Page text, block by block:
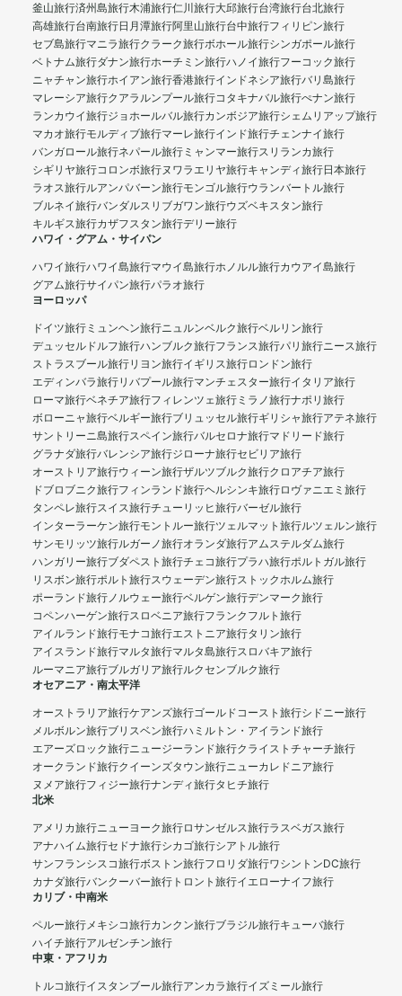
釜山旅行済州島旅行木浦旅行仁川旅行大邱旅行台湾旅行台北旅行
高雄旅行台南旅行日月潭旅行阿里山旅行台中旅行フィリピン旅行
セブ島旅行マニラ旅行クラーク旅行ボホール旅行シンガポール旅行
ベトナム旅行ダナン旅行ホーチミン旅行ハノイ旅行フーコック旅行
ニャチャン旅行ホイアン旅行香港旅行インドネシア旅行バリ島旅行
マレーシア旅行クアラルンプール旅行コタキナバル旅行ぺナン旅行
ランカウイ旅行ジョホールバル旅行カンボジア旅行シェムリアップ旅行
マカオ旅行モルディブ旅行マーレ旅行インド旅行チェンナイ旅行
バンガロール旅行ネパール旅行 ミャンマー旅行スリランカ旅行
シギリヤ旅行コロンボ旅行ヌワラエリヤ旅行キャンディ旅行日本旅行
ラオス旅行ルアンパバーン旅行モンゴル旅行ウランバートル旅行
ブルネイ旅行バンダルスリブガワン旅行ウズベキスタン旅行
キルギス旅行カザフスタン旅行デリー旅行
ハワイ・グアム・サイパン
ハワイ旅行ハワイ島旅行マウイ島旅行ホノルル旅行カウアイ島旅行
グアム旅行サイパン旅行パラオ旅行
ヨーロッパ
ドイツ旅行 ミュンヘン旅行ニュルンベルク旅行ベルリン旅行
デュッセルドルフ旅行ハンブルク旅行フランス旅行パリ旅行ニース旅行
ストラスブール旅行リヨン旅行イギリス旅行ロンドン旅行
エディンバラ旅行リバプール旅行マンチェスター旅行イタリア旅行
ローマ旅行ベネチア旅行フィレンツェ旅行 ミラノ旅行ナポリ旅行
ボローニャ旅行ベルギー旅行ブリュッセル旅行ギリシャ旅行アテネ旅行
サントリーニ島旅行スペイン旅行バルセロナ旅行マドリード旅行
グラナダ旅行バレンシア旅行ジローナ旅行セビリア旅行
オーストリア旅行ウィーン旅行ザルツブルク旅行クロアチア旅行
ドブロブニク旅行フィンランド旅行ヘルシンキ旅行ロヴァニエミ旅行
タンペレ旅行スイス旅行チューリッヒ旅行バーゼル旅行
インターラーケン旅行モントルー旅行ツェルマット旅行ルツェルン旅行
サンモリッツ旅行ルガーノ旅行オランダ旅行アムステルダム旅行
ハンガリー旅行ブダペスト旅行チェコ旅行プラハ旅行ポルトガル旅行
リスボン旅行ポルト旅行スウェーデン旅行ストックホルム旅行
ポーランド旅行ノルウェー旅行ベルゲン旅行デンマーク旅行
コペンハーゲン旅行スロベニア旅行フランクフルト旅行
アイルランド旅行モナコ旅行エストニア旅行タリン旅行
アイスランド旅行マルタ旅行マルタ島旅行スロバキア旅行
ルーマニア旅行ブルガリア旅行ルクセンブルク旅行
オセアニア・南太平洋
オーストラリア旅行ケアンズ旅行ゴールドコースト旅行シドニー旅行
メルボルン旅行ブリスベン旅行ハミルトン・アイランド旅行
エアーズロック旅行ニュージーランド旅行クライストチャーチ旅行
オークランド旅行クイーンズタウン旅行ニューカレドニア旅行
ヌメア旅行フィジー旅行ナンディ旅行タヒチ旅行
北米
アメリカ旅行ニューヨーク旅行ロサンゼルス旅行ラスベガス旅行
アナハイム旅行セドナ旅行シカゴ旅行シアトル旅行
サンフランシスコ旅行ボストン旅行フロリダ旅行ワシントンDC旅行
カナダ旅行バンクーバー旅行 トロント旅行イエローナイフ旅行
カリブ・中南米
ペルー旅行メキシコ旅行カンクン旅行ブラジル旅行キューバ旅行
ハイチ旅行アルゼンチン旅行
中東・アフリカ
トルコ旅行イスタンブール旅行アンカラ旅行イズミール旅行